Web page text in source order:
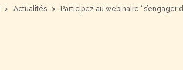
Actualités Participez au webinaire